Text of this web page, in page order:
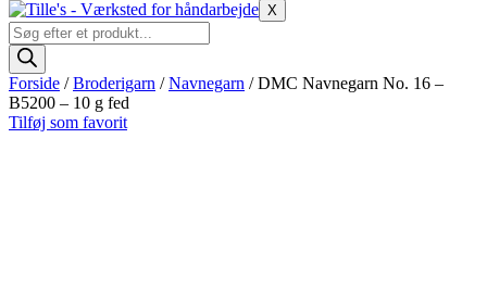
X
Products
search
Forside /Broderigarn /Navnegarn / DMC Navnegarn No. 16 –
B5200 – 10 g fed
Tilføj som favorit